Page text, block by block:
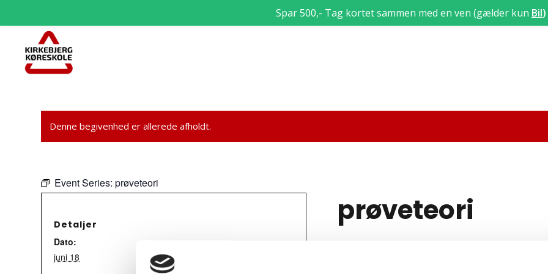
Denne begivenhed er allerede afholdt.
Event Series: prøveteori
prøveteori
Detaljer
Dato:
juni 18
Spar 500,- Tag kortet sammen med en ven (gælder kun Bil)